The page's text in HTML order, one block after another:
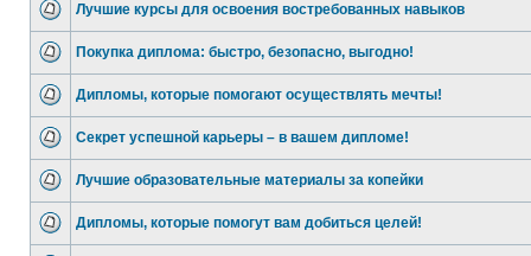
Лучшие курсы для освоения востребованных навыков
Покупка диплома: быстро, безопасно, выгодно!
Дипломы, которые помогают осуществлять мечты!
Секрет успешной карьеры – в вашем дипломе!
Лучшие образовательные материалы за копейки
Дипломы, которые помогут вам добиться целей!